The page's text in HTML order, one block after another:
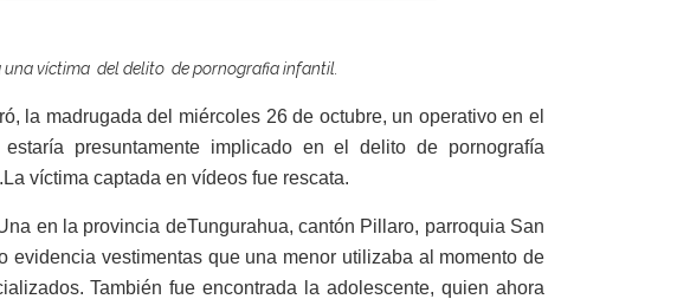
víctima del delito de pornografia infantil.
la madrugada del miércoles 26 de octubre, un operativo en el
presuntamente implicado en el delito de pornografía
. La víctima captada en vídeos fue rescata.
en la provincia deTungurahua, cantón Pillaro, parroquia San
evidencia vestimentas que una menor utilizaba al momento de
También fue encontrada la adolescente, quien ahora